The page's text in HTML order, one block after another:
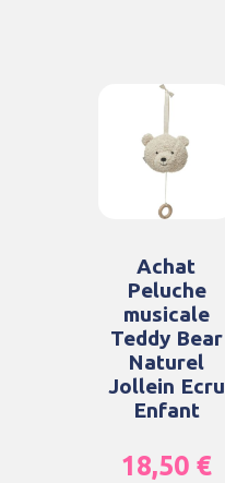
Achat
Peluche
musicale
Teddy Bear
Naturel
Jollein Ecru
Enfant
18,50 €